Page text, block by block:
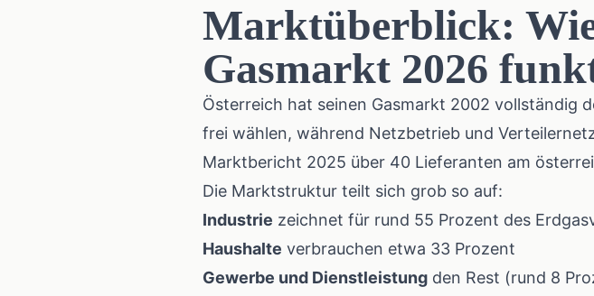
Marktüberblick:
Gasmarkt 2026
Österreich hat seinen Gasmarkt 2002 vollständig
frei wählen, während Netzbetrieb und
Marktbericht 2025 über 40 Lieferanten am
Die Marktstruktur teilt sich grob so auf:
Industrie zeichnet für rund 55 Prozent des
Haushalte verbrauchen etwa 33 Prozent
Gewerbe und Dienstleistung den Rest (rund 8